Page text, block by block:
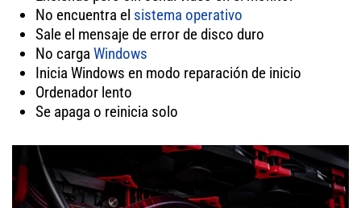
No encuentra el sistema operativo
Sale el mensaje de error de disco duro
No carga Windows
Inicia Windows en modo reparación de inicio
Ordenador lento
Se apaga o reinicia solo